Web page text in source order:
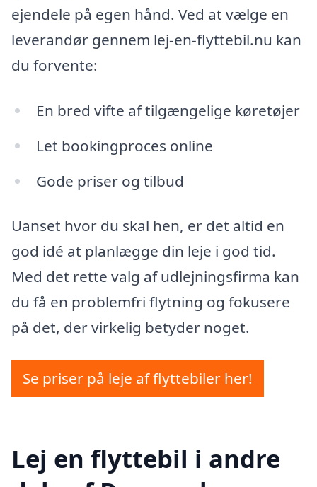
ejendele på egen hånd. Ved at vælge en
leverandør gennem lej-en-flyttebil.nu kan
du forvente:
En bred vifte af tilgængelige køretøjer
Let bookingproces online
Gode priser og tilbud
Uanset hvor du skal hen, er det altid en
god idé at planlægge din leje i god tid.
Med det rette valg af udlejningsfirma kan
du få en problemfri flytning og fokusere
på det, der virkelig betyder noget.
Se priser på leje af flyttebiler her!
Lej en flyttebil i andre